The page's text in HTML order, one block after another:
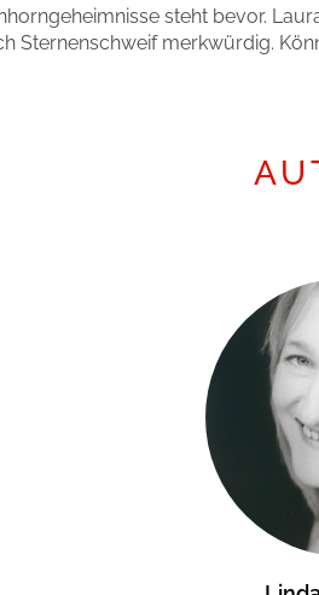
steht bevor.
Sternenschweif merkwürdig.